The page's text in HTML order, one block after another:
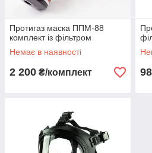
Протигаз маска ППМ-88
комплект із фільтром
Немає в наявності
2 200 ₴/комплект